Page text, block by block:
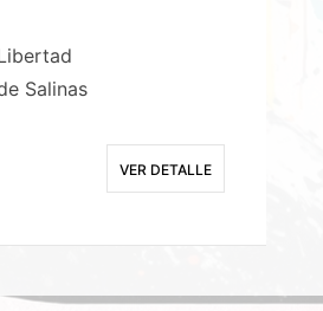
Salinas
VER DETALLE